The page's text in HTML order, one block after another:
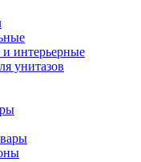
интерьерные
унитазов